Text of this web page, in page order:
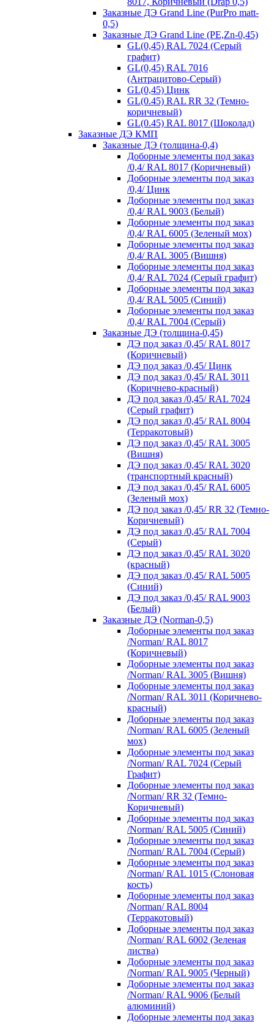
Заказные ДЭ Grand Line (PurPro matt-
0,5)
Заказные ДЭ Grand Line (PE,Zn-0,45)
GL(0,45) RAL 7024 (Серый
графит)
GL(0,45) RAL 7016
(Антрацитово-Серый)
GL(0,45) Цинк
GL(0.45) RAL RR 32 (Темно-
коричневый)
GL(0.45) RAL 8017 (Шоколад)
Заказные ДЭ КМП
Заказные ДЭ (толщина-0,4)
Доборные элементы под заказ
/0,4/ RAL 8017 (Коричневый)
Доборные элементы под заказ
/0,4/ Цинк
Доборные элементы под заказ
/0,4/ RAL 9003 (Белый)
Доборные элементы под заказ
/0,4/ RAL 6005 (Зеленый мох)
Доборные элементы под заказ
/0,4/ RAL 3005 (Вишня)
Доборные элементы под заказ
/0,4/ RAL 7024 (Серый графит)
Доборные элементы под заказ
/0,4/ RAL 5005 (Синий)
Доборные элементы под заказ
/0,4/ RAL 7004 (Серый)
Заказные ДЭ (толщина-0,45)
ДЭ под заказ /0,45/ RAL 8017
(Коричневый)
ДЭ под заказ /0,45/ Цинк
ДЭ под заказ /0,45/ RAL 3011
(Коричнево-красный)
ДЭ под заказ /0,45/ RAL 7024
(Серый графит)
ДЭ под заказ /0,45/ RAL 8004
(Терракотовый)
ДЭ под заказ /0,45/ RAL 3005
(Вишня)
ДЭ под заказ /0,45/ RAL 3020
(транспортный красный)
ДЭ под заказ /0,45/ RAL 6005
(Зеленый мох)
ДЭ под заказ /0,45/ RR 32 (Темно-
Коричневый)
ДЭ под заказ /0,45/ RAL 7004
(Серый)
ДЭ под заказ /0,45/ RAL 3020
(красный)
ДЭ под заказ /0,45/ RAL 5005
(Синий)
ДЭ под заказ /0,45/ RAL 9003
(Белый)
Заказные ДЭ (Norman-0,5)
Доборные элементы под заказ
/Norman/ RAL 8017
(Коричневый)
Доборные элементы под заказ
/Norman/ RAL 3005 (Вишня)
Доборные элементы под заказ
/Norman/ RAL 3011 (Коричнево-
красный)
Доборные элементы под заказ
/Norman/ RAL 6005 (Зеленый
мох)
Доборные элементы под заказ
/Norman/ RAL 7024 (Серый
Графит)
Доборные элементы под заказ
/Norman/ RR 32 (Темно-
Коричневый)
Доборные элементы под заказ
/Norman/ RAL 5005 (Синий)
Доборные элементы под заказ
/Norman/ RAL 7004 (Серый)
Доборные элементы под заказ
/Norman/ RAL 1015 (Слоновая
кость)
Доборные элементы под заказ
/Norman/ RAL 8004
(Терракотовый)
Доборные элементы под заказ
/Norman/ RAL 6002 (Зеленая
листва)
Доборные элементы под заказ
/Norman/ RAL 9005 (Черный)
Доборные элементы под заказ
/Norman/ RAL 9006 (Белый
алюминий)
Доборные элементы под заказ